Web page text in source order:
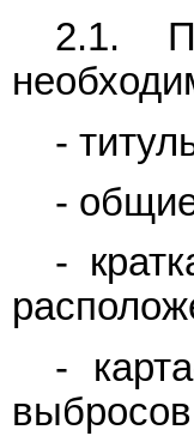
2.1.
-
-
-
-